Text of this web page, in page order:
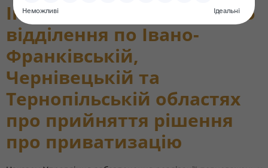
Інформація регіонального
відділення по Івано-
Франківській,
Чернівецькій та
Тернопільській областях
про прийняття рішення
про приватизацію